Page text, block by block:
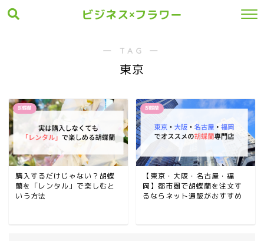
ビジネス×フラワー
― TAG ―
東京
胡蝶蘭
購入するだけじゃない？胡蝶
蘭を「レンタル」で楽しむと
いう方法
胡蝶蘭
【東京・大阪・名古屋・福
岡】都市圏で胡蝶蘭を注文す
るならネット通販がおすすめ